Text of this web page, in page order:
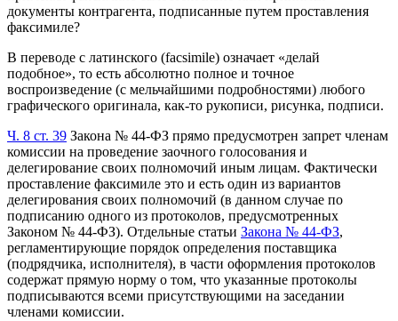
документы контрагента, подписанные путем проставления
факсимиле?
В переводе с латинского (facsimile) означает «делай
подобное», то есть абсолютно полное и точное
воспроизведение (с мельчайшими подробностями) любого
графического оригинала, как-то рукописи, рисунка, подписи.
Ч. 8 ст. 39 Закона № 44-ФЗ прямо предусмотрен запрет членам
комиссии на проведение заочного голосования и
делегирование своих полномочий иным лицам. Фактически
проставление факсимиле это и есть один из вариантов
делегирования своих полномочий (в данном случае по
подписанию одного из протоколов, предусмотренных
Законом № 44-ФЗ). Отдельные статьи Закона № 44-ФЗ,
регламентирующие порядок определения поставщика
(подрядчика, исполнителя), в части оформления протоколов
содержат прямую норму о том, что указанные протоколы
подписываются всеми присутствующими на заседании
членами комиссии.